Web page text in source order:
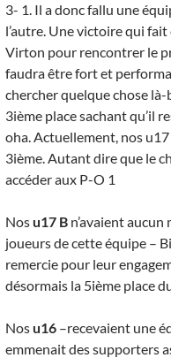
3- 1. Il a donc fallu une
l’autre. Une victoire qui
Virton pour rencontrer le
faudra être fort et
chercher quelque chose là-
3ième place sachant qu’il
oha. Actuellement, nos
3ième. Autant dire que le
accéder aux P-O 1
Nosu17 B n’avaient
joueurs de cette équipe –
remercie pour leur
désormais la 5ième place
Nosu16 –recevaient une
emmenait des supporters